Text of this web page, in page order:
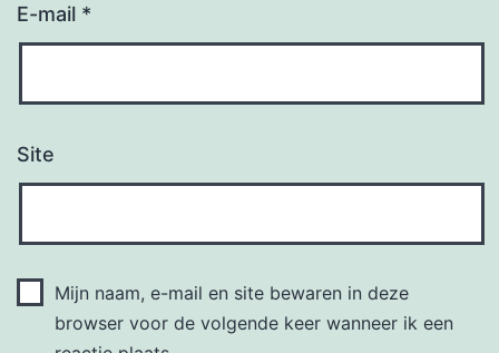
E-mail *
Site
Mijn naam, e-mail en site bewaren in deze
browser voor de volgende keer wanneer ik een